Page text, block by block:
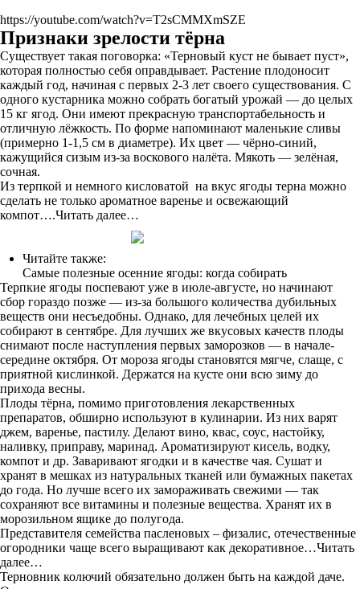
https://youtube.com/watch?v=T2sCMMXmSZE
Признаки зрелости тёрна
Существует такая поговорка: «Терновый куст не бывает пуст»,
которая полностью себя оправдывает. Растение плодоносит
каждый год, начиная с первых 2-3 лет своего существования. С
одного кустарника можно собрать богатый урожай — до целых
15 кг ягод. Они имеют прекрасную транспортабельность и
отличную лёжкость. По форме напоминают маленькие сливы
(примерно 1-1,5 см в диаметре). Их цвет — чёрно-синий,
кажущийся сизым из-за воскового налёта. Мякоть — зелёная,
сочная.
Из терпкой и немного кисловатой на вкус ягоды терна можно
сделать не только ароматное варенье и освежающий
компот….Читать далее…
Читайте также:
Самые полезные осенние ягоды: когда собирать
Терпкие ягоды поспевают уже в июле-августе, но начинают
сбор гораздо позже — из-за большого количества дубильных
веществ они несъедобны. Однако, для лечебных целей их
собирают в сентябре. Для лучших же вкусовых качеств плоды
снимают после наступления первых заморозков — в начале-
середине октября. От мороза ягоды становятся мягче, слаще, с
приятной кислинкой. Держатся на кусте они всю зиму до
прихода весны.
Плоды тёрна, помимо приготовления лекарственных
препаратов, обширно используют в кулинарии. Из них варят
джем, варенье, пастилу. Делают вино, квас, соус, настойку,
наливку, приправу, маринад. Ароматизируют кисель, водку,
компот и др. Заваривают ягодки и в качестве чая. Сушат и
хранят в мешках из натуральных тканей или бумажных пакетах
до года. Но лучше всего их замораживать свежими — так
сохраняют все витамины и полезные вещества. Хранят их в
морозильном ящике до полугода.
Представителя семейства пасленовых – физалис, отечественные
огородники чаще всего выращивают как декоративное…Читать
далее…
Терновник колючий обязательно должен быть на каждой даче.